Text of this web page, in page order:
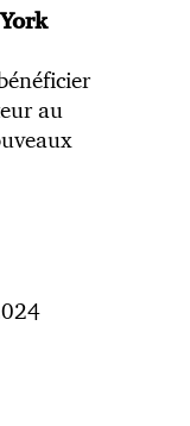
York
au